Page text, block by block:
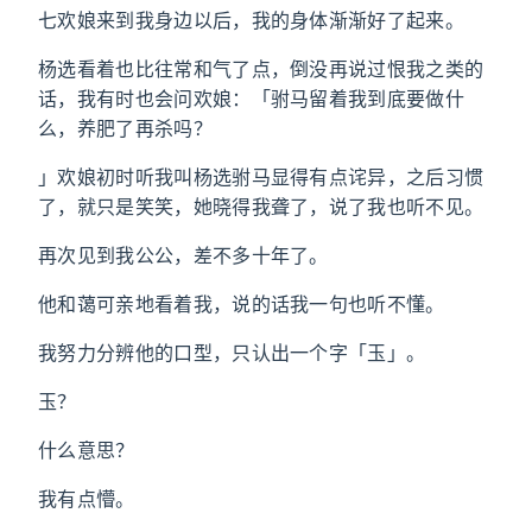
七欢娘来到我身边以后，我的身体渐渐好了起来。
杨选看着也比往常和气了点，倒没再说过恨我之类的
话，我有时也会问欢娘：「驸马留着我到底要做什
么，养肥了再杀吗？
」欢娘初时听我叫杨选驸马显得有点诧异，之后习惯
了，就只是笑笑，她晓得我聋了，说了我也听不见。
再次见到我公公，差不多十年了。
他和蔼可亲地看着我，说的话我一句也听不懂。
我努力分辨他的口型，只认出一个字「玉」。
玉？
什么意思？
我有点懵。